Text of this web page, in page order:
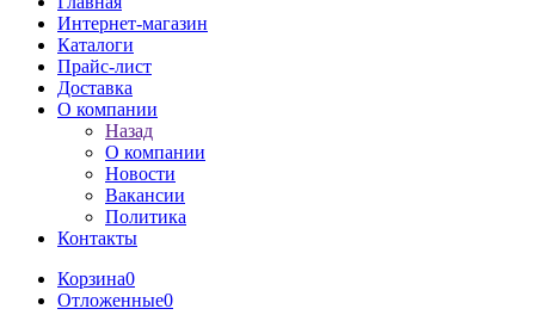
Интернет-магазин
Каталоги
Прайс-лист
Доставка
О компании
Назад
О компании
Новости
Вакансии
Политика
Контакты
Корзина0
Отложенные0